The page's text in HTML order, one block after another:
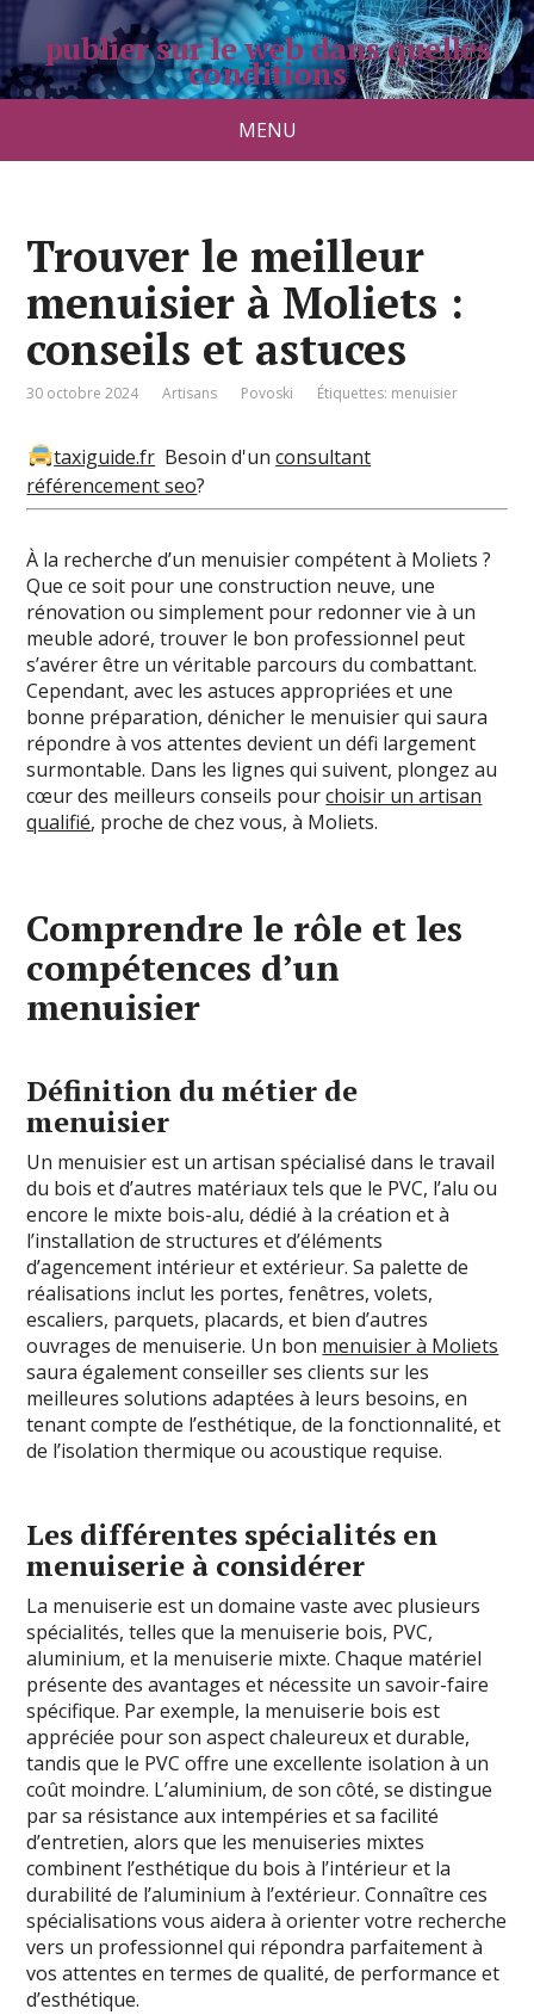
publier sur le web dans quelles
conditions
MENU
Trouver le meilleur
menuisier à Moliets :
conseils et astuces
30 octobre 2024 Artisans Povoski Étiquettes: menuisier
taxiguide.fr Besoin d'unconsultant
référencement seo?
À la recherche d’un menuisier compétent à Moliets ?
Que ce soit pour une construction neuve, une
rénovation ou simplement pour redonner vie à un
meuble adoré, trouver le bon professionnel peut
s’avérer être un véritable parcours du combattant.
Cependant, avec les astuces appropriées et une
bonne préparation, dénicher le menuisier qui saura
répondre à vos attentes devient un défi largement
surmontable. Dans les lignes qui suivent, plongez au
cœur des meilleurs conseils pourchoisir un artisan
qualifié, proche de chez vous, à Moliets.
Comprendre le rôle et les
compétences d’un
menuisier
Définition du métier de
menuisier
Un menuisier est un artisan spécialisé dans le travail
du bois et d’autres matériaux tels que le PVC, l’alu ou
encore le mixte bois-alu, dédié à la création et à
l’installation de structures et d’éléments
d’agencement intérieur et extérieur. Sa palette de
réalisations inclut les portes, fenêtres, volets,
escaliers, parquets, placards, et bien d’autres
ouvrages de menuiserie. Un bon menuisier à Moliets
saura également conseiller ses clients sur les
meilleures solutions adaptées à leurs besoins, en
tenant compte de l’esthétique, de la fonctionnalité, et
de l’isolation thermique ou acoustique requise.
Les différentes spécialités en
menuiserie à considérer
La menuiserie est un domaine vaste avec plusieurs
spécialités, telles que la menuiserie bois, PVC,
aluminium, et la menuiserie mixte. Chaque matériel
présente des avantages et nécessite un savoir-faire
spécifique. Par exemple, la menuiserie bois est
appréciée pour son aspect chaleureux et durable,
tandis que le PVC offre une excellente isolation à un
coût moindre. L’aluminium, de son côté, se distingue
par sa résistance aux intempéries et sa facilité
d’entretien, alors que les menuiseries mixtes
combinent l’esthétique du bois à l’intérieur et la
durabilité de l’aluminium à l’extérieur. Connaître ces
spécialisations vous aidera à orienter votre recherche
vers un professionnel qui répondra parfaitement à
vos attentes en termes de qualité, de performance et
d’esthétique.